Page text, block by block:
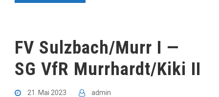
FV Sulzbach/Murr I —
SG VfR Murrhardt/Kiki II
21. Mai 2023 admin